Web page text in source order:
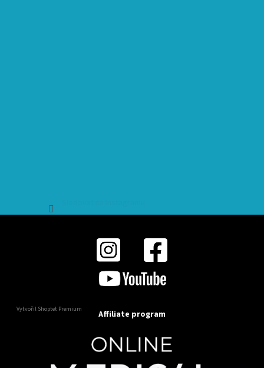
Vytvořil Shoptet Premium Affiliate program